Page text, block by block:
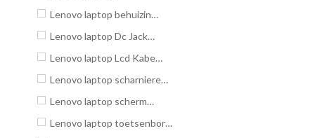
Lenovo laptop behuizing
Lenovo laptop Dc Jack
(4)
Lenovo laptop Lcd Kabel(2)
Lenovo laptop scharnieren
Lenovo laptop scherm
(3)
Lenovo laptop toetsenbord